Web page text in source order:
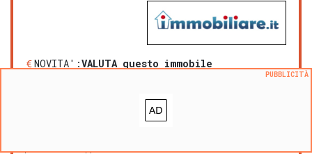
NOVITA':VALUTA questo immobile
Aggiungi ai preferiti
prezzo medio appartamento in zona Bizzozero:2125€/m²
PUBBLICITÀ